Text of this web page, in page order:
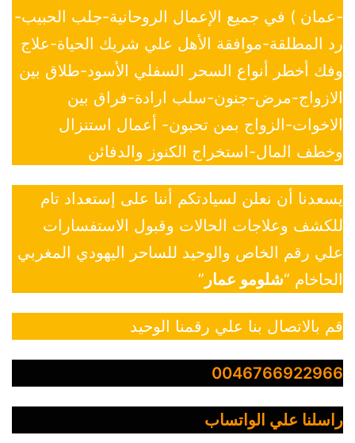
-عمان ) في جميع الإعمال الروحانية-جلب الحبيب-
رد المطلقة-موافقة الأهل علي شريك الحياة-علاج
وفك أخطر أنواع السحر السفلي الأسود-طلاق بين
الازواج-مرض-جنون-سلب ارادة-فراق بين
الاخوات-الزواج بمن تحبون- أعمال استنزال
وخطف المال-استخراج الكنوز والدفائن
يسعدنا أن نعلن لسيادتكم أننا على إستعداد تام
للكشف وعلاجات الحالات وقبول الاستفسارات
علي رقم الخاص والوحيد للساحر اليهودي المغربي
الحاخام “شلومو عمار ”
قم بالاتصال بنا علي رقمنا الوحيد
0046766922966
راسلنا علي الواتساب